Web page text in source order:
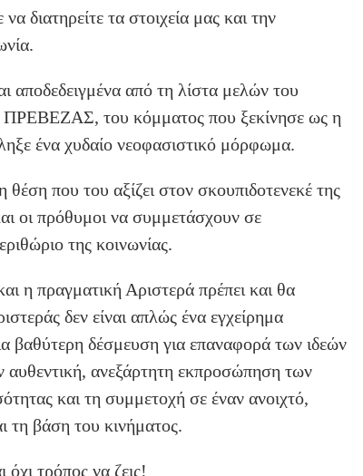
διατηρείτε τα στοιχεία μας και την
αποδεδειγμένα από τη λίστα μελών του
του κόμματος που ξεκίνησε ως η
ένα χυδαίο νεοφασιστικό μόρφωμα.
που του αξίζει στον σκουπιδοτενεκέ της
οι πρόθυμοι να συμμετάσχουν σε
της κοινωνίας.
η πραγματική Αριστερά πρέπει και θα
δεν είναι απλώς ένα εγχείρημα
βαθύτερη δέσμευση για επαναφορά των ιδεών
αυθεντική, ανεξάρτητη εκπροσώπηση των
και τη συμμετοχή σε έναν ανοιχτό,
τη βάση του κινήματος.
τρόπος να ζεις!